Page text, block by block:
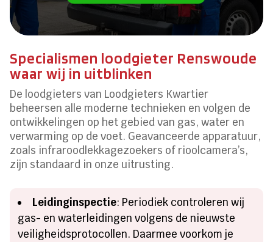
Specialismen loodgieter Renswoude
waar wij in uitblinken
De loodgieters van Loodgieters Kwartier
beheersen alle moderne technieken en volgen de
ontwikkelingen op het gebied van gas, water en
verwarming op de voet. Geavanceerde apparatuur,
zoals infraroodlekkagezoekers of rioolcamera’s,
zijn standaard in onze uitrusting.
Leidinginspectie: Periodiek controleren wij
gas- en waterleidingen volgens de nieuwste
veiligheidsprotocollen. Daarmee voorkom je